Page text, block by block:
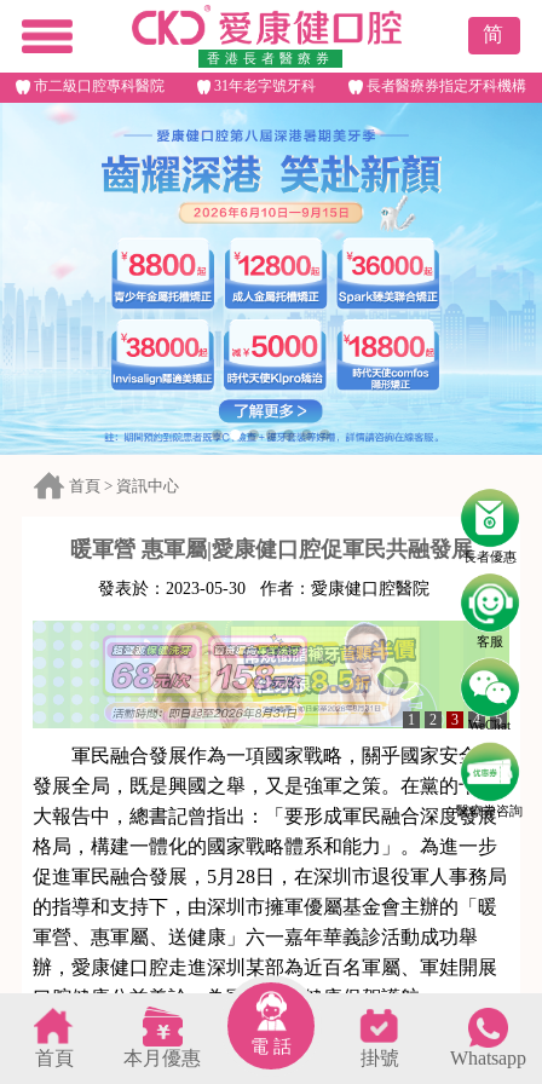
香港長者醫療券
简
市二級口腔專科醫院 31年老字號牙科 長者醫療券指定牙科機構
長者優惠
客服
WeChat
醫療劵咨詢
首頁 > 資訊中心
暖軍營 惠軍屬|愛康健口腔促軍民共融發展
發表於： 2023-05-30 作者： 愛康健口腔醫院
1 2 3 4 5
軍民融合發展作為一項國家戰略，關乎國家安全和
發展全局，既是興國之舉，又是強軍之策。在黨的十九
大報告中，總書記曾指出：「要形成軍民融合深度發展
格局，構建一體化的國家戰略體系和能力」。為進一步
促進軍民融合發展，5月28日，在深圳市退役軍人事務局
的指導和支持下，由深圳市擁軍優屬基金會主辦的「暖
軍營、惠軍屬、送健康」六一嘉年華義診活動成功舉
辦，愛康健口腔走進深圳某部為近百名軍屬、軍娃開展
口腔健康公益義診，為軍屬口腔健康保駕護航。
首頁 本月優惠
電 話
掛號 Whatsapp